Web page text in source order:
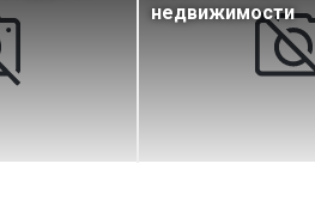
недвижимости